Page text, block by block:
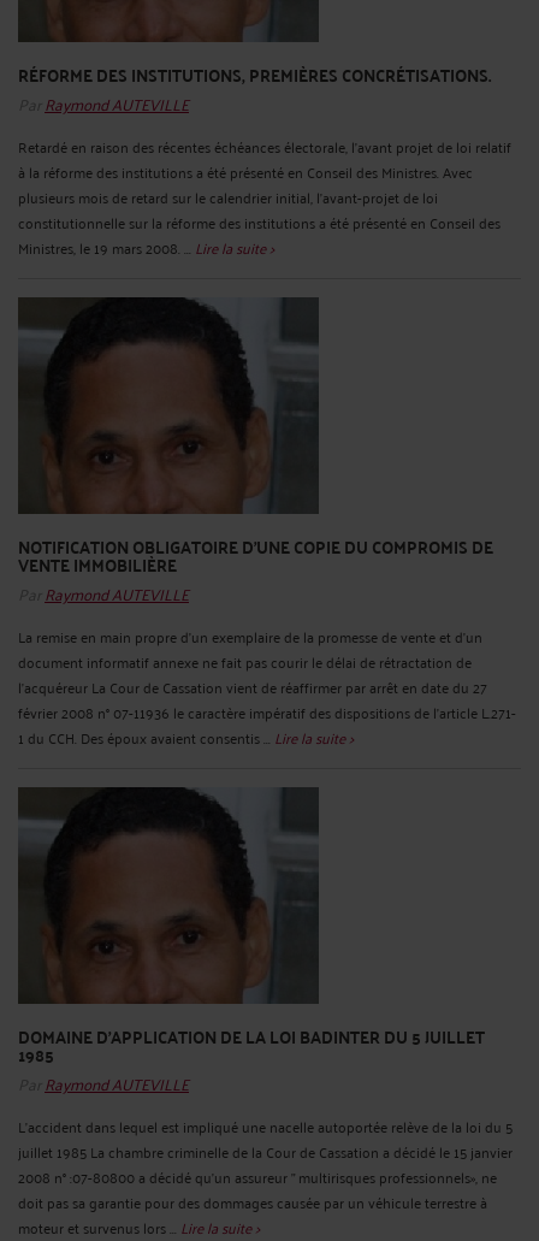
RÉFORME DES INSTITUTIONS, PREMIÈRES CONCRÉTISATIONS.
Par Raymond AUTEVILLE
Retardé en raison des récentes échéances électorale, l'avant projet de loi relatif
à la réforme des institutions a été présenté en Conseil des Ministres. Avec
plusieurs mois de retard sur le calendrier initial, l'avant-projet de loi
constitutionnelle sur la réforme des institutions a été présenté en Conseil des
Ministres, le 19 mars 2008. ... Lire la suite >
NOTIFICATION OBLIGATOIRE D’UNE COPIE DU COMPROMIS DE
VENTE IMMOBILIÈRE
Par Raymond AUTEVILLE
La remise en main propre d'un exemplaire de la promesse de vente et d'un
document informatif annexe ne fait pas courir le délai de rétractation de
l'acquéreur La Cour de Cassation vient de réaffirmer par arrêt en date du 27
février 2008 n° 07-11936 le caractère impératif des dispositions de l’article L.271-
1 du CCH. Des époux avaient consentis ... Lire la suite >
DOMAINE D’APPLICATION DE LA LOI BADINTER DU 5 JUILLET
1985
Par Raymond AUTEVILLE
L'accident dans lequel est impliqué une nacelle autoportée relève de la loi du 5
juillet 1985 La chambre criminelle de la Cour de Cassation a décidé le 15 janvier
2008 n° :07-80800 a décidé qu’un assureur " multirisques professionnels», ne
doit pas sa garantie pour des dommages causée par un véhicule terrestre à
moteur et survenus lors ... Lire la suite >